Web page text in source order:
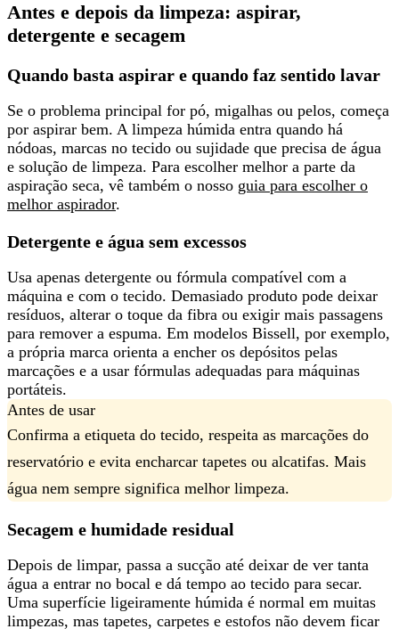
Antes e depois da limpeza: aspirar,
detergente e secagem
Quando basta aspirar e quando faz sentido lavar
Se o problema principal for pó, migalhas ou pelos, começa
por aspirar bem. A limpeza húmida entra quando há
nódoas, marcas no tecido ou sujidade que precisa de água
e solução de limpeza. Para escolher melhor a parte da
aspiração seca, vê também o nosso guia para escolher o
melhor aspirador.
Detergente e água sem excessos
Usa apenas detergente ou fórmula compatível com a
máquina e com o tecido. Demasiado produto pode deixar
resíduos, alterar o toque da fibra ou exigir mais passagens
para remover a espuma. Em modelos Bissell, por exemplo,
a própria marca orienta a encher os depósitos pelas
marcações e a usar fórmulas adequadas para máquinas
portáteis.
Antes de usar
Confirma a etiqueta do tecido, respeita as marcações do
reservatório e evita encharcar tapetes ou alcatifas. Mais
água nem sempre significa melhor limpeza.
Secagem e humidade residual
Depois de limpar, passa a sucção até deixar de ver tanta
água a entrar no bocal e dá tempo ao tecido para secar.
Uma superfície ligeiramente húmida é normal em muitas
limpezas, mas tapetes, carpetes e estofos não devem ficar